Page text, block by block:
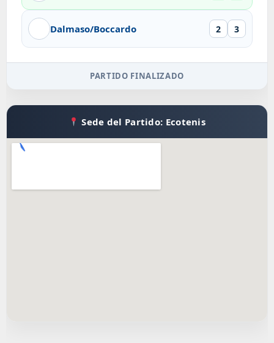
Dalmaso/Boccardo 2 3
PARTIDO FINALIZADO
Sede del Partido: Ecotenis